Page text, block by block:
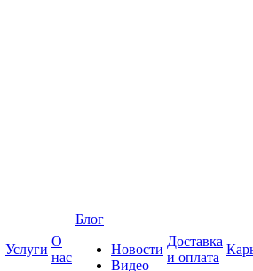
Услуги
О
нас
Блог
Новости
Видео
Доставка
и оплата